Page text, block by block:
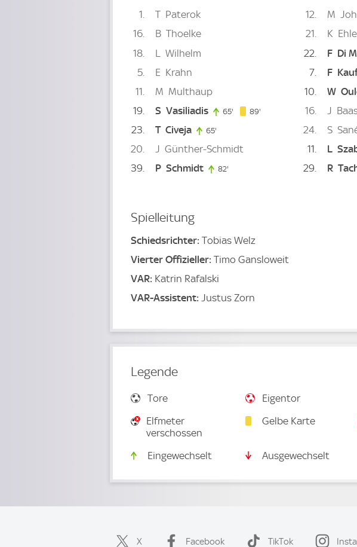
1 T Paterok
16
B Thoelke
18
L
Wilhelm
5
E Krahn
11
M Multhaup
19
S Vasiliadis 65' 65. minute
89'
23 T Civeja 65'
20 J Günther-Schmidt
39
P Schmidt 82'
12 M
21
K
22
F Di
7 F
10 W
16 J
24
S
11
L
29 R
Spielleitung
Schiedsrichter: Tobias Welz
Vierter Offizieller: Timo Gansloweit
VAR: Katrin Rafalski
VAR-Assistent: Justus Zorn
Legende
Tore Eigentor
Elfmeter
verschossen
Gelbe Karte
Eingewechselt Ausgewechselt
X Facebook TikTok